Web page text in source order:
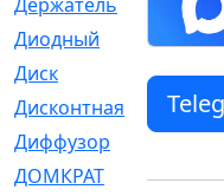
Держатель
Диодный
Диск
Дисконтная
Диффузор
ДОМКРАТ